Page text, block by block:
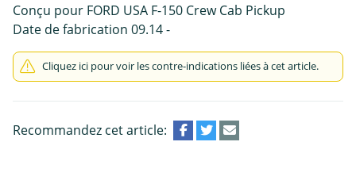
Conçu pour FORD USA F-150 Crew Cab Pickup
Date de fabrication 09.14 -
Cliquez ici pour voir les contre-indications liées à cet article.
Recommandez cet article: